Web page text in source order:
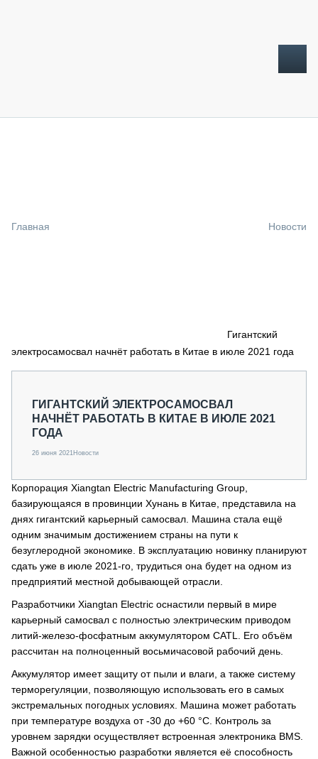
СПЕЦПРОЕКТЫ
О ПРОЕКТЕ
Главная Новости
Гигантский
электросамосвал начнёт работать в Китае в июле 2021 года
ГИГАНТСКИЙ ЭЛЕКТРОСАМОСВАЛ
НАЧНЁТ РАБОТАТЬ В КИТАЕ В ИЮЛЕ 2021
ГОДА
26 июня 2021Новости
Корпорация Xiangtan Electric Manufacturing Group,
базирующаяся в провинции Хунань в Китае, представила на
днях гигантский карьерный самосвал. Машина стала ещё
одним значимым достижением страны на пути к
безуглеродной экономике. В эксплуатацию новинку планируют
сдать уже в июле 2021-го, трудиться она будет на одном из
предприятий местной добывающей отрасли.
Разработчики Xiangtan Electric оснастили первый в мире
карьерный самосвал с полностью электрическим приводом
литий-железо-фосфатным аккумулятором CATL. Его объём
рассчитан на полноценный восьмичасовой рабочий день.
Аккумулятор имеет защиту от пыли и влаги, а также систему
терморегуляции, позволяющую использовать его в самых
экстремальных погодных условиях. Машина может работать
при температуре воздуха от -30 до +60 °C. Контроль за
уровнем зарядки осуществляет встроенная электроника BMS.
Важной особенностью разработки является её способность